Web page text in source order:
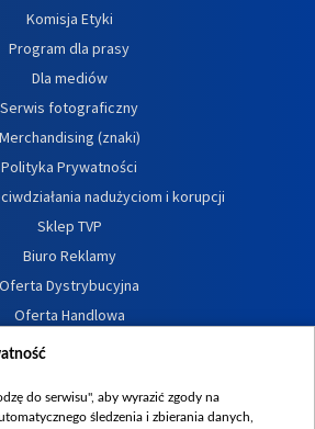
Komisja Etyki
Program dla prasy
Dla mediów
Serwis fotograficzny
Merchandising (znaki)
Polityka Prywatności
nadużyciom i korupcji
Sklep TVP
Biuro Reklamy
Oferta Dystrybucyjna
Oferta Handlowa
Dostępność
zgłoszeń wewnętrznych
do serwisu", aby wyrazić zgody na
śledzenia i zbierania danych,